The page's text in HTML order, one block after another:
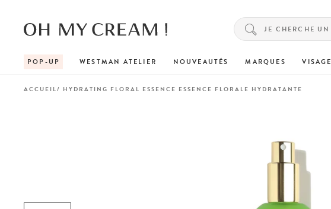
POP-UP WESTMAN ATELIER NOUVEAUTÉS MARQUES VISAGE
ACCUEIL HYDRATING FLORAL ESSENCE ESSENCE FLORALE HYDRATANTE